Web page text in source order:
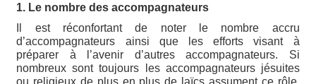
1. Le nombre des accompagnateurs
Il est réconfortant de noter le nombre accru
d’accompagnateurs ainsi que les efforts visant à
préparer à l’avenir d’autres accompagnateurs. Si
nombreux sont toujours les accompagnateurs jésuites
ou religieux de plus en plus de laïcs assument ce rôle.